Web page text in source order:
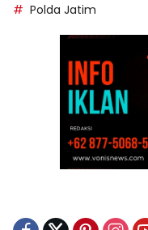
Polda Jatim